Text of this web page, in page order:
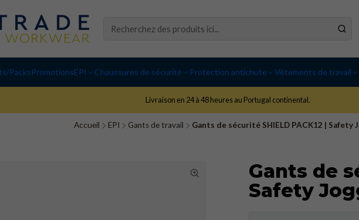
PacksPromotionsEPI Chaussures de sécurité Protection antichute Vêtements de travail
Livraison en 24 à 48 heures au Portugal continental.
Accueil EPI Gants de travail Gants de sécurité SHIELD PACK12 | Safety
Gants de
Safety